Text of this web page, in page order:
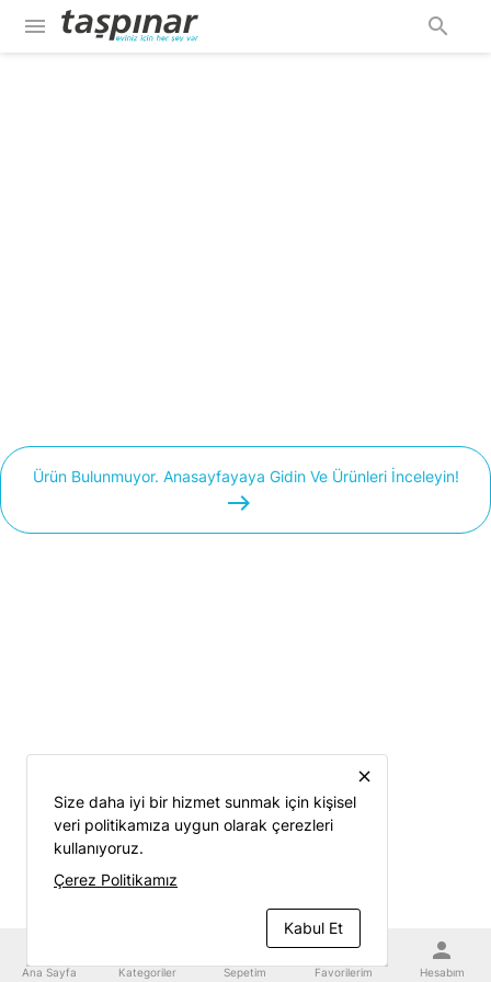
menu search
Ürün Bulunmuyor. Anasayfayaya Gidin Ve Ürünleri İnceleyin!
easts
Ana Sayfa Kategoriler Sepetim
favorite
Favorilerim
person
Hesabım
close
Size daha iyi bir hizmet sunmak için kişisel
veri politikamıza uygun olarak çerezleri
kullanıyoruz.
Çerez Politikamız
Kabul Et